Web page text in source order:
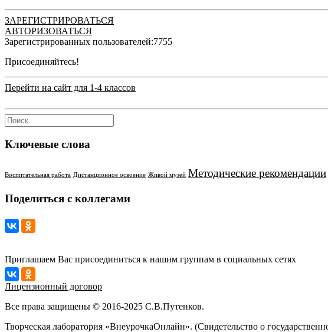
ЗАРЕГИСТРИРОВАТЬСЯ
АВТОРИЗОВАТЬСЯ
Зарегистрированных пользователей:7755
Присоединяйтесь!
Перейти на сайт для 1-4 классов
Ключевые слова
Воспитательная работа Дистанционное освоение Живой музей Методические рекомендации
Поделиться с коллегами
Приглашаем Вас присоединиться к нашим группам в социальных сетях
Лицензионный договор
Все права защищены © 2016-2025 С.В.Путенков.
Творческая лаборатория «ВнеурочкаОнлайн». (Свидетельство о